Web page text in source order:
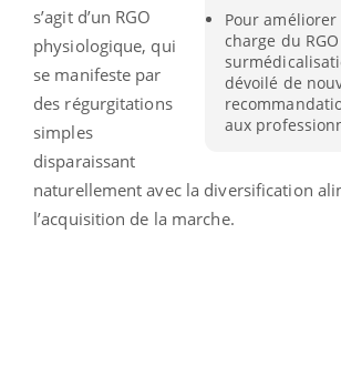
Pour
charge du
dévoilé de
aux
s’agit d’un RGO
physiologique, qui
se manifeste par
des régurgitations
simples
disparaissant
naturellement avec la diversification
l’acquisition de la marche.